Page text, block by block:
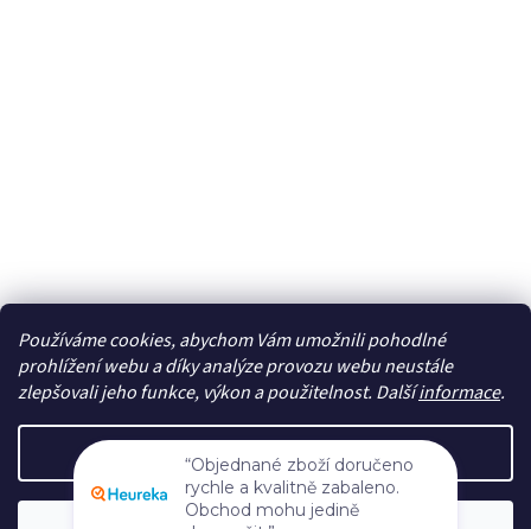
Používáme cookies, abychom Vám umožnili pohodlné
prohlížení webu a díky analýze provozu webu neustále
zlepšovali jeho funkce, výkon a použitelnost. Dalšíinformace.
Nastavení
Sledovat na Instagramu
Vytvořil Shoptet
Copyright 2026cdmc.cz. Všechna práva vyhrazena.
Upravit
“Objednané zboží doručeno
rychle a kvalitně zabaleno.
Obchod mohu jedině